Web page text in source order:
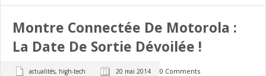
Montre Connectée De Motorola :
La Date De Sortie Dévoilée !
actualités, high-tech 20 mai 2014 0 Comments